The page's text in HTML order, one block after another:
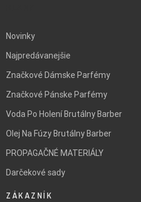
Novinky
Najpredávanejšie
Značkové Dámske Parfémy
Značkové Pánske Parfémy
Voda Po Holení Brutálny Barber
Olej Na Fúzy Brutálny Barber
PROPAGAČNÉ MATERIÁLY
Darčekové sady
ZÁKAZNÍK